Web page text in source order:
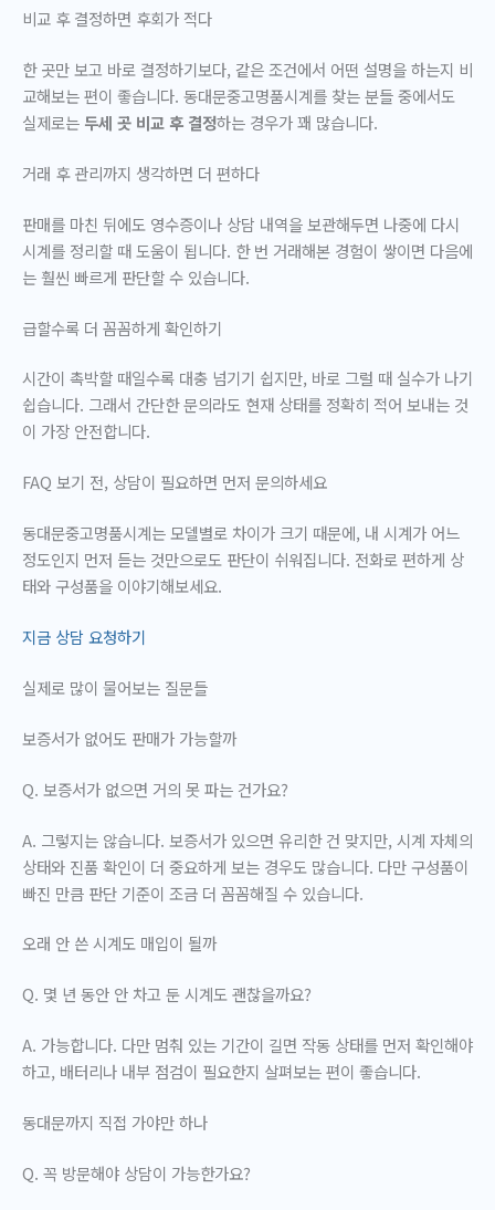
비교 후 결정하면 후회가 적다
한 곳만 보고 바로 결정하기보다, 같은 조건에서 어떤 설명을 하는지 비
교해보는 편이 좋습니다. 동대문중고명품시계를 찾는 분들 중에서도
실제로는 두세 곳 비교 후 결정하는 경우가 꽤 많습니다.
거래 후 관리까지 생각하면 더 편하다
판매를 마친 뒤에도 영수증이나 상담 내역을 보관해두면 나중에 다시
시계를 정리할 때 도움이 됩니다. 한 번 거래해본 경험이 쌓이면 다음에
는 훨씬 빠르게 판단할 수 있습니다.
급할수록 더 꼼꼼하게 확인하기
시간이 촉박할 때일수록 대충 넘기기 쉽지만, 바로 그럴 때 실수가 나기
쉽습니다. 그래서 간단한 문의라도 현재 상태를 정확히 적어 보내는 것
이 가장 안전합니다.
FAQ 보기 전, 상담이 필요하면 먼저 문의하세요
동대문중고명품시계는 모델별로 차이가 크기 때문에, 내 시계가 어느
정도인지 먼저 듣는 것만으로도 판단이 쉬워집니다. 전화로 편하게 상
태와 구성품을 이야기해보세요.
지금 상담 요청하기
실제로 많이 물어보는 질문들
보증서가 없어도 판매가 가능할까
Q. 보증서가 없으면 거의 못 파는 건가요?
A. 그렇지는 않습니다. 보증서가 있으면 유리한 건 맞지만, 시계 자체의
상태와 진품 확인이 더 중요하게 보는 경우도 많습니다. 다만 구성품이
빠진 만큼 판단 기준이 조금 더 꼼꼼해질 수 있습니다.
오래 안 쓴 시계도 매입이 될까
Q. 몇 년 동안 안 차고 둔 시계도 괜찮을까요?
A. 가능합니다. 다만 멈춰 있는 기간이 길면 작동 상태를 먼저 확인해야
하고, 배터리나 내부 점검이 필요한지 살펴보는 편이 좋습니다.
동대문까지 직접 가야만 하나
Q. 꼭 방문해야 상담이 가능한가요?